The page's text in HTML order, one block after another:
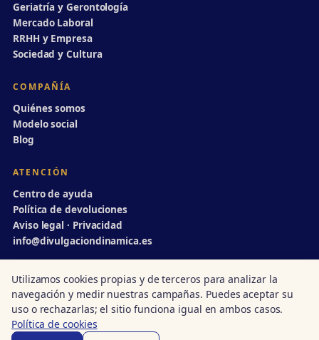
Geriatría y Gerontología
Mercado Laboral
RRHH y Empresa
Sociedad y Cultura
COMPAÑÍA
Quiénes somos
Modelo social
Blog
ATENCIÓN
Centro de ayuda
Política de devoluciones
Aviso legal · Privacidad
info@divulgaciondinamica.es
© 1998–2026 Divulgación Dinámica · Centro autorizado nº 14/00231
Acreditado · Junta de Andalucía
UN Global Compact
Utilizamos cookies propias y de terceros para analizar la
navegación y medir nuestras campañas. Puedes aceptar su
uso o rechazarlas; el sitio funciona igual en ambos casos.
Política de cookies